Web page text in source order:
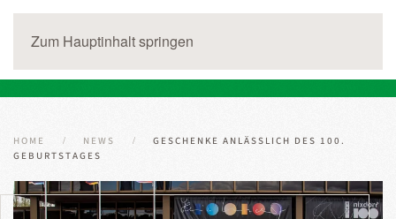
Zum Hauptinhalt springen
HOME NEWS
GESCHENKE ANLÄSSLICH DES 100.
GEBURTSTAGES